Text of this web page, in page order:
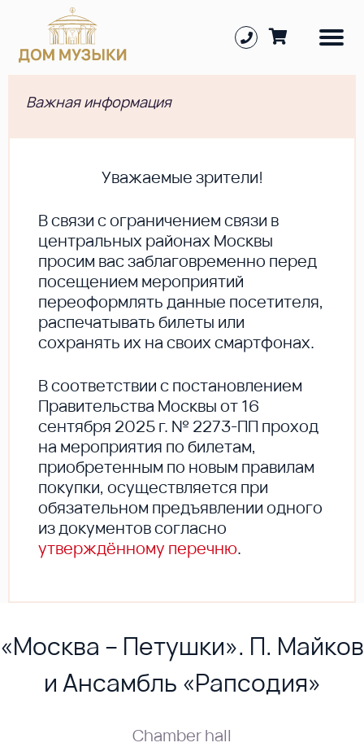
Важная информация
Уважаемые зрители!
В cвязи с ограничением связи в
центральных районах Москвы
просим вас заблаговременно перед
посещением мероприятий
переоформлять данные посетителя,
распечатывать билеты или
сохранять их на своих смартфонах.
В соответствии с постановлением
Правительства Москвы от 16
сентября 2025 г. № 2273-ПП проход
на мероприятия по билетам,
приобретенным по новым правилам
покупки, осуществляется при
обязательном предъявлении одного
из документов согласно
утверждённому перечню.
«Москва – Петушки». П. Майков
и Ансамбль «Рапсодия»
Chamber hall